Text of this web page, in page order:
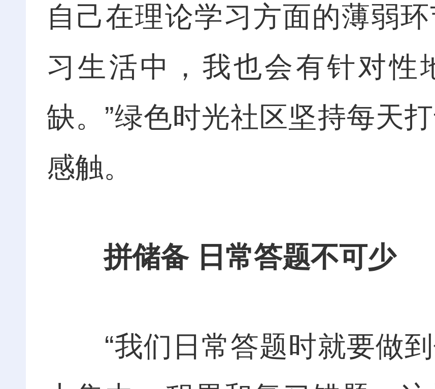
自己在理论学习方面的薄弱
习生活中，我也会有针对性
缺。”绿色时光社区坚持每天
感触。
拼储备 日常答题不可少
“我们日常答题时就要做到